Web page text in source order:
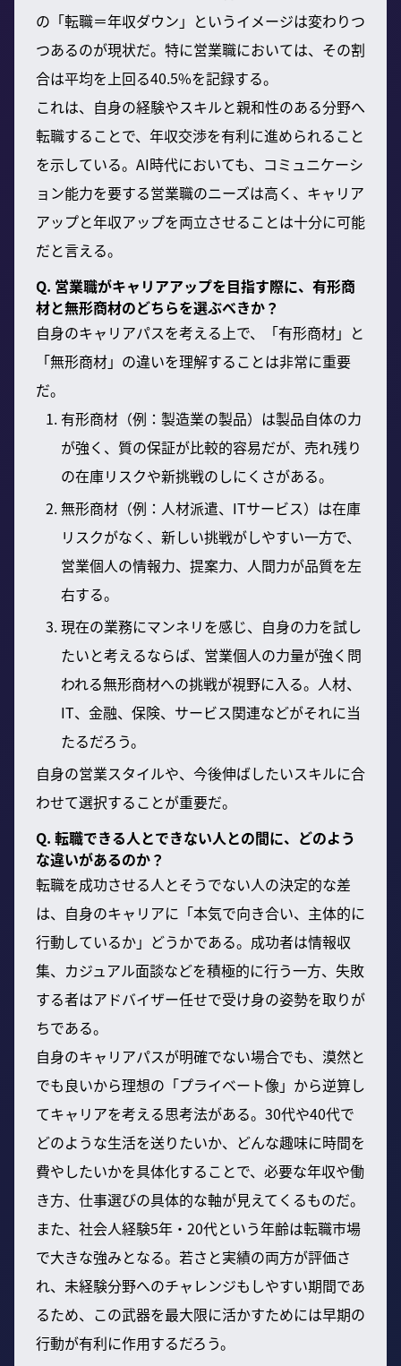
の「転職＝年収ダウン」というイメージは変わりつ
つあるのが現状だ。特に営業職においては、その割
合は平均を上回る40.5%を記録する。
これは、自身の経験やスキルと親和性のある分野へ
転職することで、年収交渉を有利に進められること
を示している。AI時代においても、コミュニケーシ
ョン能力を要する営業職のニーズは高く、キャリア
アップと年収アップを両立させることは十分に可能
だと言える。
Q. 営業職がキャリアアップを目指す際に、有形商
材と無形商材のどちらを選ぶべきか？
自身のキャリアパスを考える上で、「有形商材」と
「無形商材」の違いを理解することは非常に重要
だ。
有形商材（例：製造業の製品）は製品自体の力
が強く、質の保証が比較的容易だが、売れ残り
の在庫リスクや新挑戦のしにくさがある。
無形商材（例：人材派遣、ITサービス）は在庫
リスクがなく、新しい挑戦がしやすい一方で、
営業個人の情報力、提案力、人間力が品質を左
右する。
現在の業務にマンネリを感じ、自身の力を試し
たいと考えるならば、営業個人の力量が強く問
われる無形商材への挑戦が視野に入る。人材、
IT、金融、保険、サービス関連などがそれに当
たるだろう。
自身の営業スタイルや、今後伸ばしたいスキルに合
わせて選択することが重要だ。
Q. 転職できる人とできない人との間に、どのよう
な違いがあるのか？
転職を成功させる人とそうでない人の決定的な差
は、自身のキャリアに「本気で向き合い、主体的に
行動しているか」どうかである。成功者は情報収
集、カジュアル面談などを積極的に行う一方、失敗
する者はアドバイザー任せで受け身の姿勢を取りが
ちである。
自身のキャリアパスが明確でない場合でも、漠然と
でも良いから理想の「プライベート像」から逆算し
てキャリアを考える思考法がある。30代や40代で
どのような生活を送りたいか、どんな趣味に時間を
費やしたいかを具体化することで、必要な年収や働
き方、仕事選びの具体的な軸が見えてくるものだ。
また、社会人経験5年・20代という年齢は転職市場
で大きな強みとなる。若さと実績の両方が評価さ
れ、未経験分野へのチャレンジもしやすい期間であ
るため、この武器を最大限に活かすためには早期の
行動が有利に作用するだろう。